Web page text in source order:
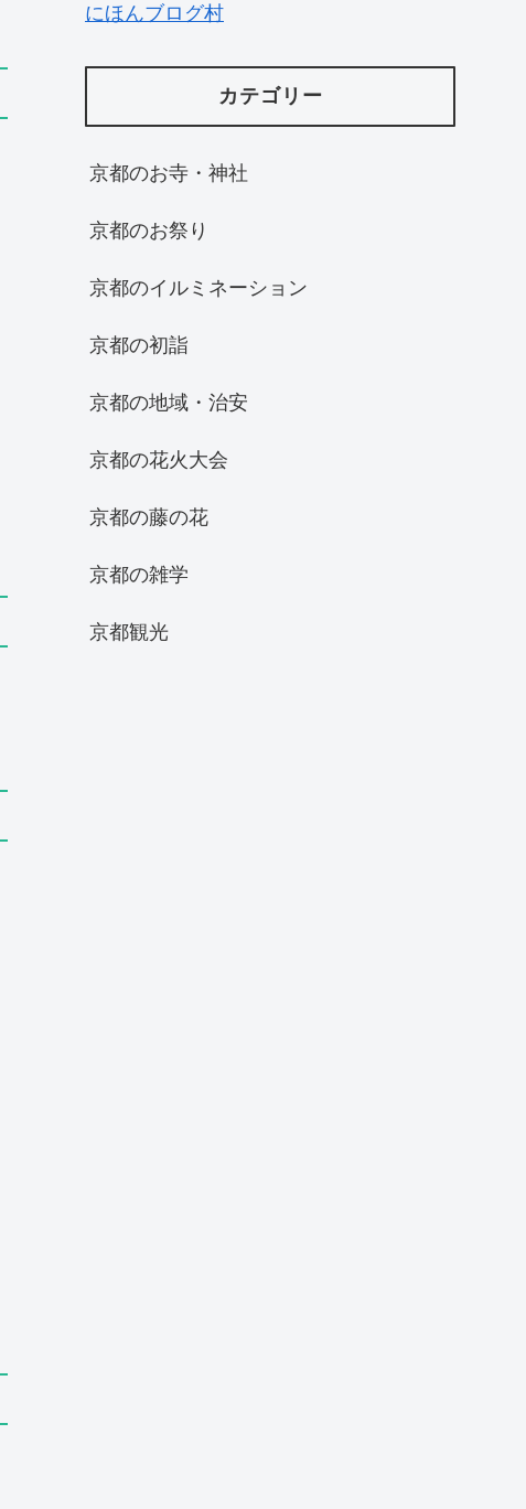
にほんブログ村
カテゴリー
京都のお寺・神社
京都のお祭り
京都のイルミネーション
京都の初詣
京都の地域・治安
京都の花火大会
京都の藤の花
京都の雑学
京都観光